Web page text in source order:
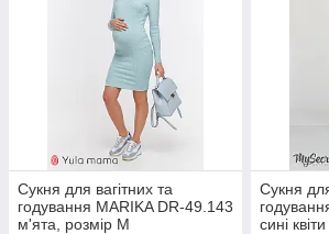
Сукня для вагітних та
годування MARIKA DR-49.143
м'ята, розмір М
Сукня
сині квіти